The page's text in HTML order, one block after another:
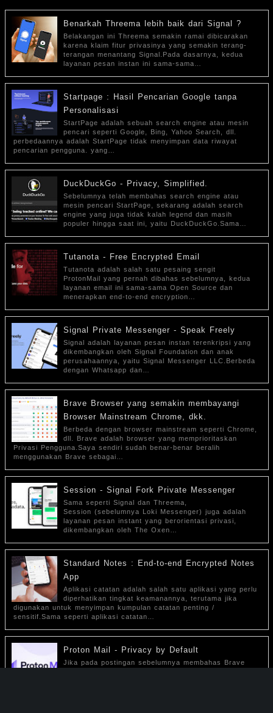
Benarkah Threema lebih baik dari Signal ?
Belakangan ini Threema semakin ramai dibicarakan
karena klaim fitur privasinya yang semakin terang-
terangan menantang Signal.Pada dasarnya, kedua
layanan pesan instan ini sama-sama…
Startpage : Hasil Pencarian Google tanpa
Personalisasi
StartPage adalah sebuah search engine atau mesin
pencari seperti Google, Bing, Yahoo Search, dll.
perbedaannya adalah StartPage tidak menyimpan data riwayat
pencarian pengguna. yang…
DuckDuckGo - Privacy, Simplified.
Sebelumnya telah membahas search engine atau
mesin pencari StartPage, sekarang adalah search
engine yang juga tidak kalah legend dan masih
populer hingga saat ini, yaitu DuckDuckGo.Sama…
Tutanota - Free Encrypted Email
Tutanota adalah salah satu pesaing sengit
ProtonMail yang pernah dibahas sebelumnya, kedua
layanan email ini sama-sama Open Source dan
menerapkan end-to-end encryption…
Signal Private Messenger - Speak Freely
Signal adalah layanan pesan instan terenkripsi yang
dikembangkan oleh Signal Foundation dan anak
perusahaannya, yaitu Signal Messenger LLC.Berbeda
dengan Whatsapp dan…
Brave Browser yang semakin membayangi
Browser Mainstream Chrome, dkk.
Berbeda dengan browser mainstream seperti Chrome,
dll. Brave adalah browser yang memprioritaskan
Privasi Pengguna.Saya sendiri sudah benar-benar beralih
menggunakan Brave sebagai…
Session - Signal Fork Private Messenger
Sama seperti Signal dan Threema,
Session (sebelumnya Loki Messenger) juga adalah
layanan pesan instant yang berorientasi privasi,
dikembangkan oleh The Oxen…
Standard Notes : End-to-end Encrypted Notes
App
Aplikasi catatan adalah salah satu aplikasi yang perlu
diperhatikan tingkat keamanannya, terutama jika
digunakan untuk menyimpan kumpulan catatan penting /
sensitif.Sama seperti aplikasi catatan…
Proton Mail - Privacy by Default
Jika pada postingan sebelumnya membahas Brave